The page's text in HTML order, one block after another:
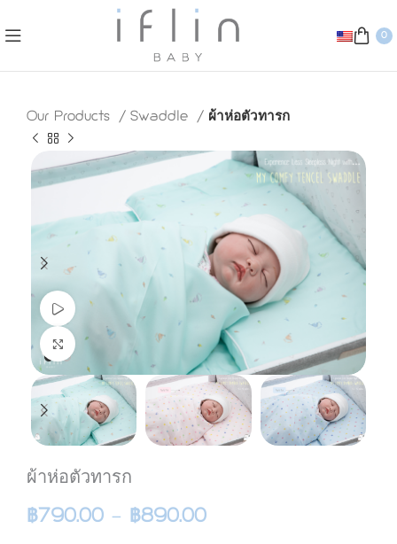
0
Our Products Swaddle ผ้าห่อตัวทารก
Watch video
Click to enlarge
ผ้าห่อตัวทารก
฿790.00 – ฿890.00